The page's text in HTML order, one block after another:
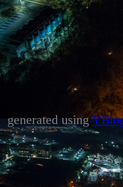
generated using